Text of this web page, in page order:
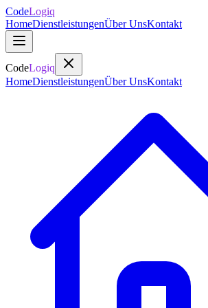
CodeLogiq
HomeDienstleistungenÜber UnsKontakt
CodeLogiq
HomeDienstleistungenÜber UnsKontakt